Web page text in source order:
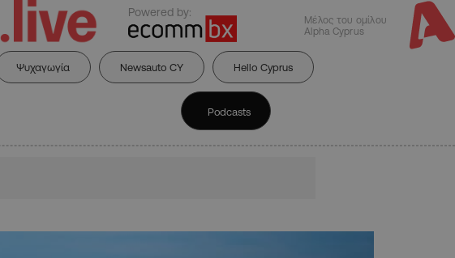
Powered by:
Μέλος του ομίλου
Alpha Cyprus
Ψυχαγωγία Newsauto CY Hello Cyprus
Podcasts